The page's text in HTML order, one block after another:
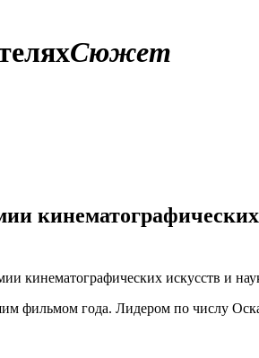
Сюжет
кинематографических искусств и
фильмом года. Лидером по числу